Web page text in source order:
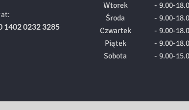
1402 0232 3285
Wtorek
Środa
Czwartek
Piątek
Sobota
- 9.00-
- 9.00-
- 9.00-
- 9.00-
- 9.00-